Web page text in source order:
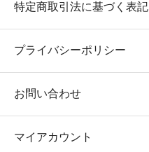
特定商取引法に基づく表記
プライバシーポリシー
お問い合わせ
マイアカウント